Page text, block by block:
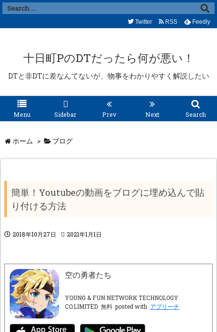
十日町PのDTだったら何が悪い！
DTと非DTに差なんてないが、物事をわかりやすく解説したい
Menu Sidebar Prev Next Search
Twitter RSS Feedly
ホーム > ブログ
簡単！Youtubeの動画をブログに埋め込んで貼
り付ける方法
2018年10月27日 2021年1月1日
空の勇者たち
YOUNG & FUN NETWORK TECHNOLOGY
CO.LIMITED 無料 posted with アプリーチ